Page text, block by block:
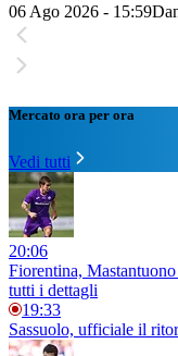
06 Ago 2026 - 15:59
Mercato ora per ora
Vedi tutti
20:06
Fiorentina,
tutti i dettagli
19:33
Sassuolo, ufficiale il